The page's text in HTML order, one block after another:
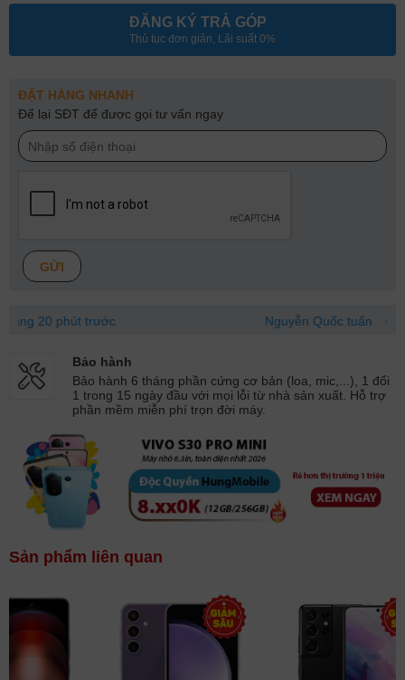
ĐĂNG KÝ TRẢ GÓP
Thủ tục đơn giản, Lãi suất 0%
ĐẶT HÀNG NHANH
Để lại SĐT để được gọi tư vấn ngay
GỬI
phút trước Nguyễn Quốc tuấn 094429xxxx
Bảo hành
Bảo hành 6 tháng phần cứng cơ bản (loa, mic,...), 1 đổi
1 trong 15 ngày đầu với mọi lỗi từ nhà sản xuất. Hỗ trợ
phần mềm miễn phí trọn đời máy.
Sản phẩm liên quan